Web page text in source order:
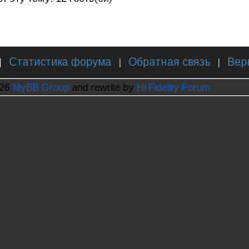
| Статистика форума | Обратная связь |
MyBB Group and rewrite by Hi Fidelity Forum